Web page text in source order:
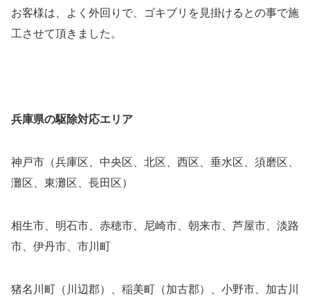
お客様は、よく外回りで、ゴキブリを見掛けるとの事で施
工させて頂きました。
兵庫県の駆除対応エリア
神戸市（兵庫区、中央区、北区、西区、垂水区、須磨区、
灘区、東灘区、長田区）
相生市、明石市、赤穂市、尼崎市、朝来市、芦屋市、淡路
市、伊丹市、市川町
猪名川町（川辺郡）、稲美町（加古郡）、小野市、加古川